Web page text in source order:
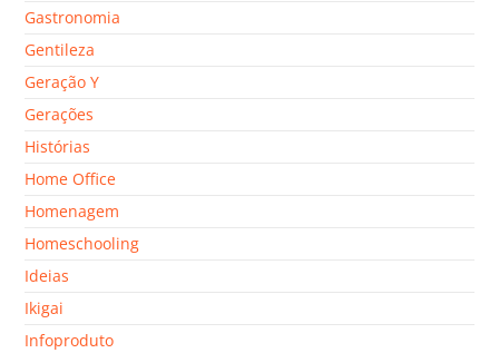
Gastronomia
Gentileza
Geração Y
Gerações
Histórias
Home Office
Homenagem
Homeschooling
Ideias
Ikigai
Infoproduto